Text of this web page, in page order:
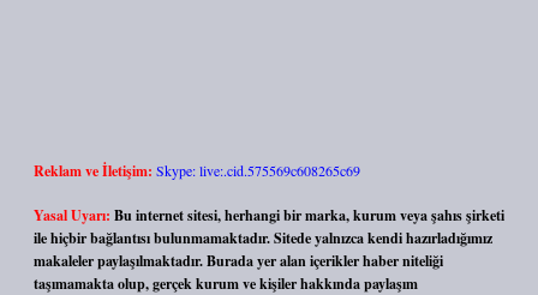
Reklam ve İletişim: Skype: live:.cid.575569c608265c69
Yasal Uyarı: Bu internet sitesi, herhangi bir marka, kurum veya şahıs şirketi
ile hiçbir bağlantısı bulunmamaktadır. Sitede yalnızca kendi hazırladığımız
makaleler paylaşılmaktadır. Burada yer alan içerikler haber niteliği
taşımamakta olup, gerçek kurum ve kişiler hakkında paylaşım